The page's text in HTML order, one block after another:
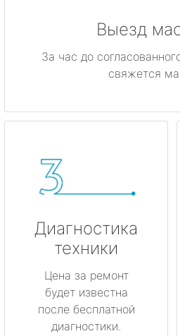
Выезд
За час до
свяжется
Диагностика
техники
Цена за ремонт
будет известна
после бесплатной
диагностики.